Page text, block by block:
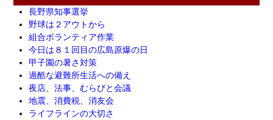
長野県知事選挙
野球は２アウトから
組合ボランティア作業
今日は８１回目の広島原爆の日
甲子園の暑さ対策
過酷な避難所生活への備え
夜店、法事、むらびと会議
地震、消費税、消友会
ライフラインの大切さ